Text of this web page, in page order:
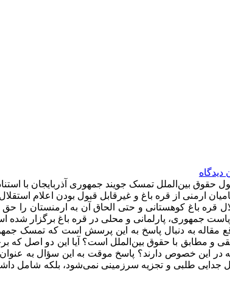
دیدگاه
بین‌الملل تمسک جویند جمهوری آذربایجان با
ارمنی از قره باغ و غیرقابل قبول بودن اعلام استقلال
باغ کوهستانی و حتی الحاق آن به ارمنستان را
مقاله به دنبال پاسخ به این پرسش است که تمسک
و مطابق با حقوق بین‌الملل است؟ آیا این دو اصل که
در این خصوص دارند؟ پاسخ موقت به این سؤال به
جدایی طلبی و تجزیه سرزمینی نمی‌شود، بلکه شامل